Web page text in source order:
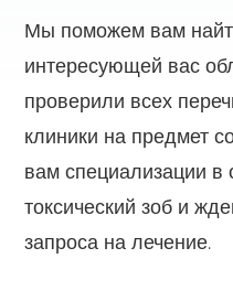
Мы поможем вам
интересующей вас
проверили всех
клиники на предмет
вам специализации
токсический зоб и
запроса на лечение.